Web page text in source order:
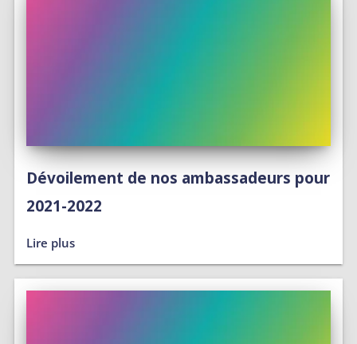
Dévoilement de nos ambassadeurs pour
2021-2022
Lire plus